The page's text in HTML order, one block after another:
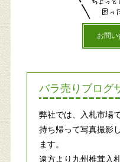
お問い
バラ売りブログ
弊社では、入札市場
持ち帰って写真撮影
ます。
遠方より九州椎茸入